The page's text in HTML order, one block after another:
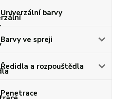
Univerzální barvy
Barvy ve spreji
Ředidla a rozpouštědla
Penetrace